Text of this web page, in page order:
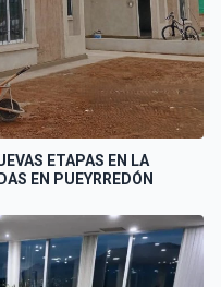
ETAPAS EN LA
EN PUEYRREDÓN